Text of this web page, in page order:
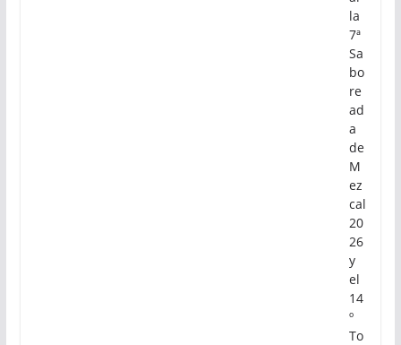
la
7ª
Sa
bo
re
ad
a
de
M
ez
cal
20
26
y
el
14
º
To